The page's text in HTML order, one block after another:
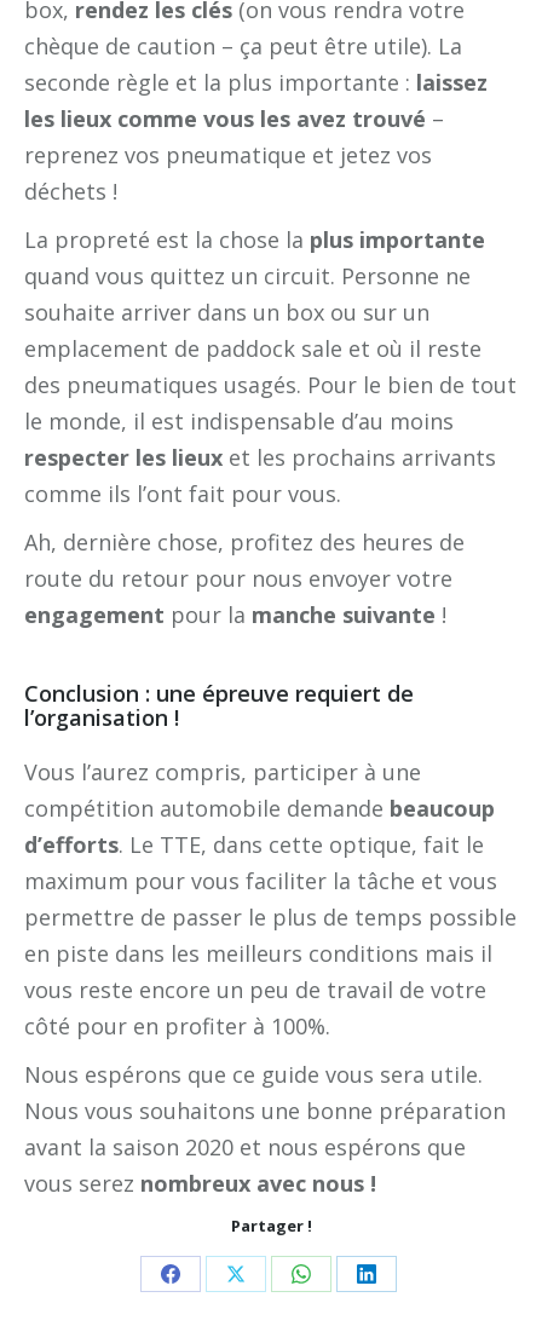
box, rendez les clés (on vous rendra votre
chèque de caution – ça peut être utile). La
seconde règle et la plus importante : laissez
les lieux comme vous les avez trouvé –
reprenez vos pneumatique et jetez vos
déchets !
La propreté est la chose la plus importante
quand vous quittez un circuit. Personne ne
souhaite arriver dans un box ou sur un
emplacement de paddock sale et où il reste
des pneumatiques usagés. Pour le bien de tout
le monde, il est indispensable d’au moins
respecter les lieux et les prochains arrivants
comme ils l’ont fait pour vous.
Ah, dernière chose, profitez des heures de
route du retour pour nous envoyer votre
engagement pour la manche suivante !
Conclusion : une épreuve requiert de
l’organisation !
Vous l’aurez compris, participer à une
compétition automobile demande beaucoup
d’efforts. Le TTE, dans cette optique, fait le
maximum pour vous faciliter la tâche et vous
permettre de passer le plus de temps possible
en piste dans les meilleurs conditions mais il
vous reste encore un peu de travail de votre
côté pour en profiter à 100%.
Nous espérons que ce guide vous sera utile.
Nous vous souhaitons une bonne préparation
avant la saison 2020 et nous espérons que
vous serez nombreux avec nous !
Partager !
Share Share Share Share